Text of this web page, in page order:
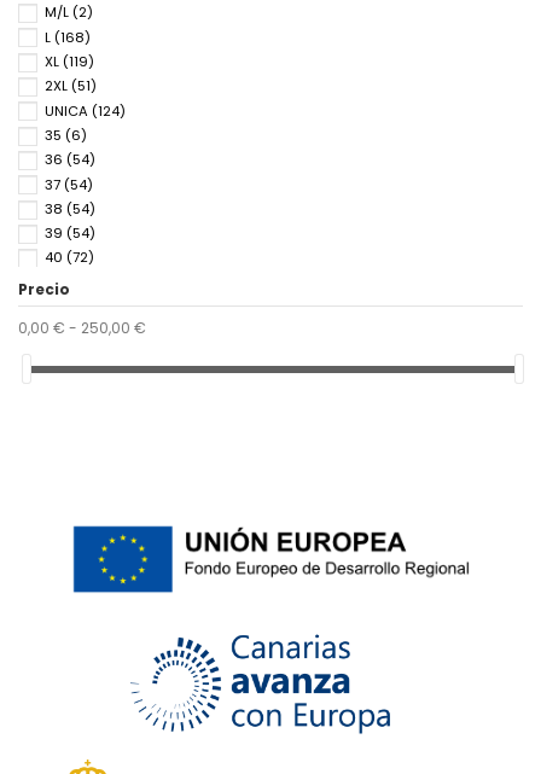
M/L (2)
L (168)
XL (119)
2XL (51)
UNICA (124)
35 (6)
36 (54)
37 (54)
38 (54)
39 (54)
40 (72)
41(65)
42(18)
43 (18)
35/36(2)
Precio
0,00 € - 250,00 €